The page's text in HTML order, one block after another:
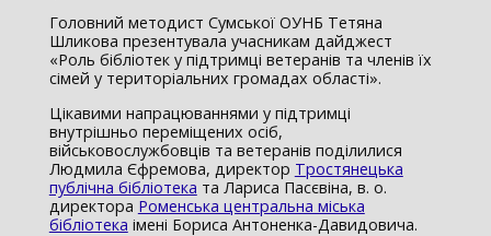
Головний методист Сумської ОУНБ Тетяна
Шликова презентувала учасникам дайджест
«Роль бібліотек у підтримці ветеранів та членів їх
сімей у територіальних громадах області».
Цікавими напрацюваннями у підтримці
внутрішньо переміщених осіб,
військовослужбовців та ветеранів поділилися
Людмила Єфремова, директор Тростянецька
публічна бібліотека та Лариса Пасєвіна, в. о.
директора Роменська центральна міська
бібліотека імені Бориса Антоненка-Давидовича.